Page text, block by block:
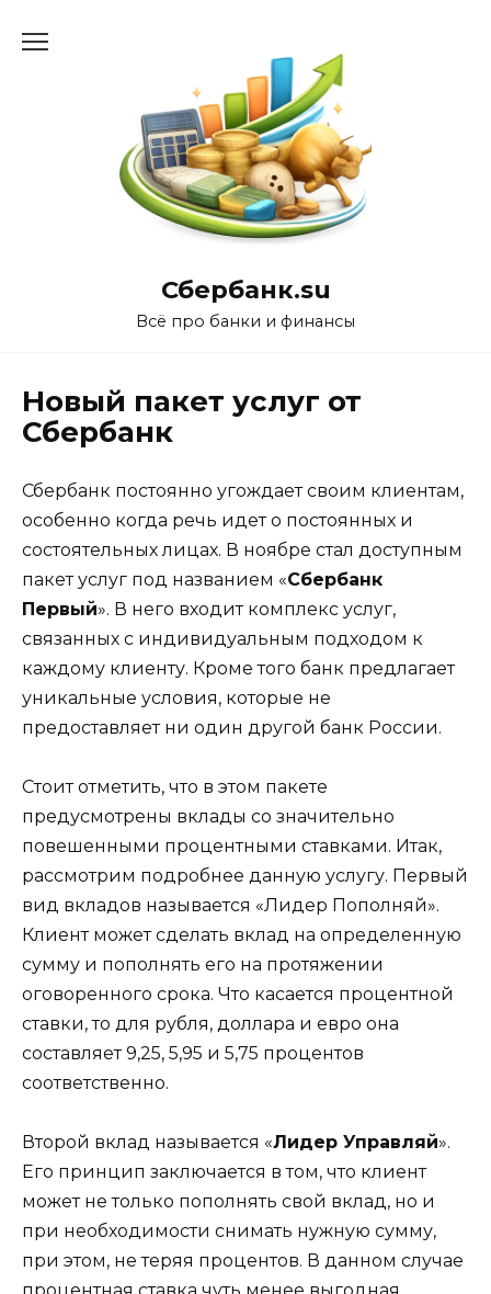
Сбербанк.su
Всё про банки и финансы
Новый пакет услуг от
Сбербанк
Сбербанк постоянно угождает своим клиентам,
особенно когда речь идет о постоянных и
состоятельных лицах. В ноябре стал доступным
пакет услуг под названием «Сбербанк
Первый». В него входит комплекс услуг,
связанных с индивидуальным подходом к
каждому клиенту. Кроме того банк предлагает
уникальные условия, которые не
предоставляет ни один другой банк России.
Стоит отметить, что в этом пакете
предусмотрены вклады со значительно
повешенными процентными ставками. Итак,
рассмотрим подробнее данную услугу. Первый
вид вкладов называется «Лидер Пополняй».
Клиент может сделать вклад на определенную
сумму и пополнять его на протяжении
оговоренного срока. Что касается процентной
ставки, то для рубля, доллара и евро она
составляет 9,25, 5,95 и 5,75 процентов
соответственно.
Второй вклад называется «Лидер Управляй».
Его принцип заключается в том, что клиент
может не только пополнять свой вклад, но и
при необходимости снимать нужную сумму,
при этом, не теряя процентов. В данном случае